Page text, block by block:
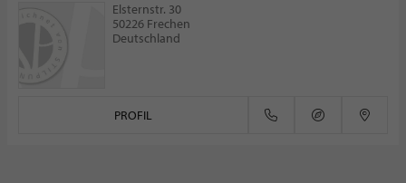
Elsternstr. 30
50226 Frechen
Deutschland
PROFIL